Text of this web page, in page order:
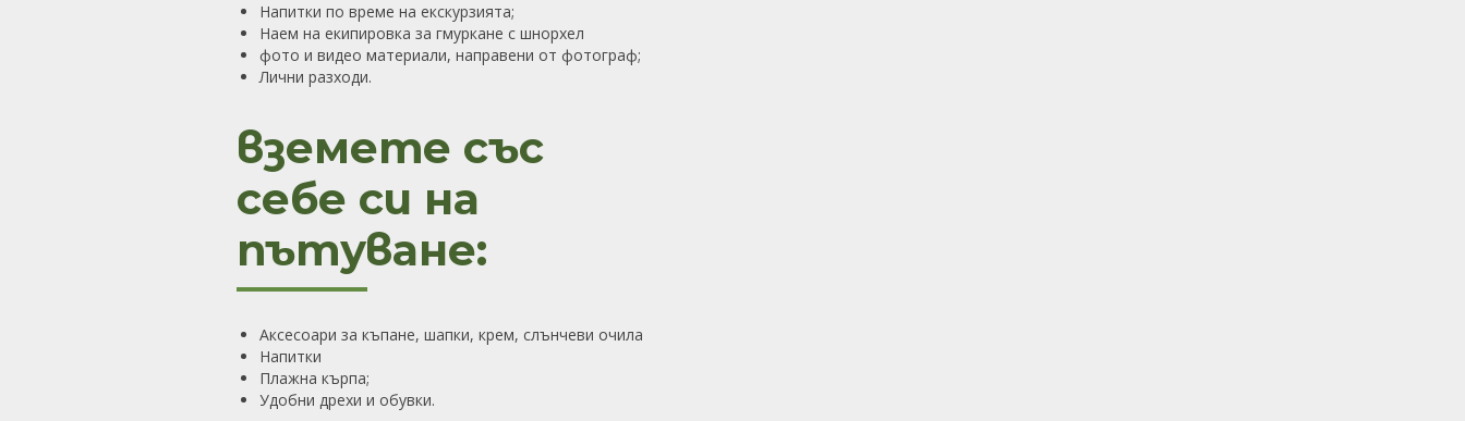
Напитки по време на екскурзията;
Наем на екипировка за гмуркане с шнорхел
фото и видео материали, направени от фотограф;
Лични разходи.
вземете със
себе си на
пътуване:
Аксесоари за къпане, шапки, крем, слънчеви очила
Напитки
Плажна кърпа;
Удобни дрехи и обувки.